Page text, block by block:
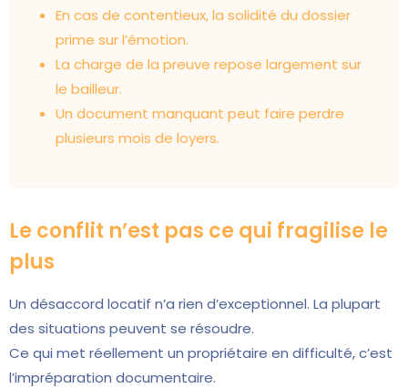
En cas de contentieux, la solidité du dossier
prime sur l’émotion.
La charge de la preuve repose largement sur
le bailleur.
Un document manquant peut faire perdre
plusieurs mois de loyers.
Le conflit n’est pas ce qui fragilise le
plus
Un désaccord locatif n’a rien d’exceptionnel. La plupart
des situations peuvent se résoudre.
Ce qui met réellement un propriétaire en difficulté, c’est
l’impréparation documentaire.